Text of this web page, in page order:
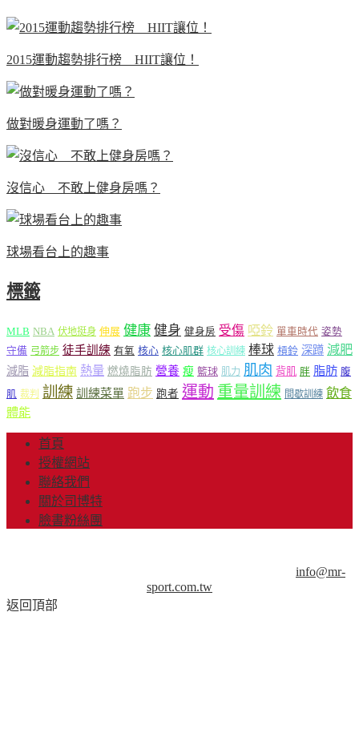
2015運動趨勢排行榜 HIIT讓位！
做對暖身運動了嗎？
沒信心 不敢上健身房嗎？
球場看台上的趣事
標籤
MLB NBA 伏地挺身 伸展 健康 健身 健身房 受傷 啞鈴 單車時代 姿勢
守備 弓箭步 徒手訓練 有氧 核心 核心肌群 核心訓練 棒球 槓鈴 深蹲 減肥
減脂 減脂指南 熱量 燃燒脂肪 營養 瘦 籃球 肌力 肌肉 背肌 胖 脂肪 腹
肌 裁判 訓練 訓練菜單 跑步 跑者 運動 重量訓練 間歇訓練 飲食
體能
首頁
授權網站
聯絡我們
關於司博特
臉書粉絲團
info@mr-
sport.com.tw
返回頂部